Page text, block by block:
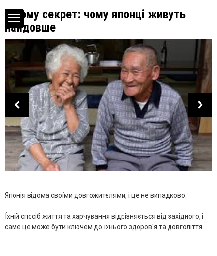
В чому секрет: чому японці живуть
найдовше
Японія відома своїми довгожителями, і це не випадково.
Їхній спосіб життя та харчування відрізняється від західного, і
саме це може бути ключем до їхнього здоров'я та довголіття.